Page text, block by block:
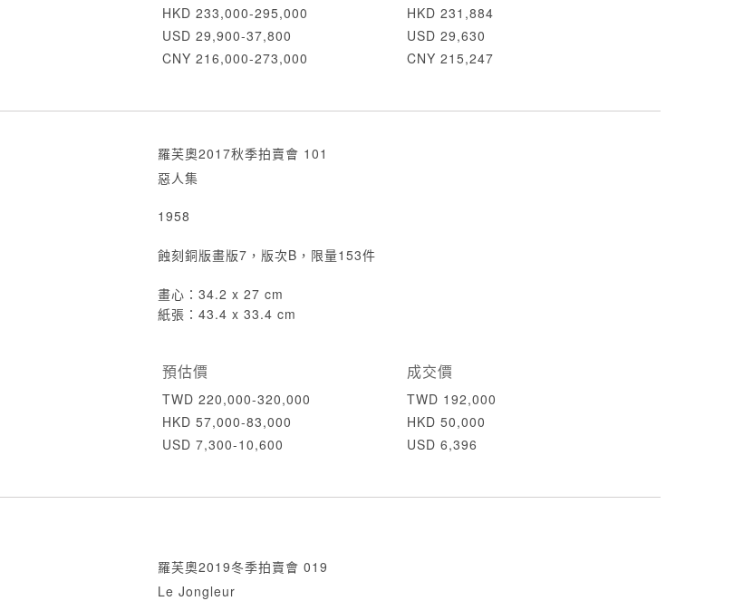
HKD 233,000-295,000
USD 29,900-37,800
CNY 216,000-273,000
HKD 231,884
USD 29,630
CNY 215,247
羅芙奧2017秋季拍賣會 101
惡人集
1958
蝕刻銅版畫版7，版次B，限量153件
畫心：34.2 x 27 cm
紙張：43.4 x 33.4 cm
預估價
TWD 220,000-320,000
HKD 57,000-83,000
USD 7,300-10,600
成交價
TWD 192,000
HKD 50,000
USD 6,396
羅芙奧2019冬季拍賣會 019
Le Jongleur